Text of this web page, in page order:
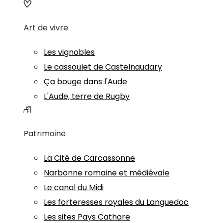
Art de vivre
Les vignobles
Le cassoulet de Castelnaudary
Ça bouge dans l'Aude
L'Aude, terre de Rugby
Patrimoine
La Cité de Carcassonne
Narbonne romaine et médiévale
Le canal du Midi
Les forteresses royales du Languedoc
Les sites Pays Cathare